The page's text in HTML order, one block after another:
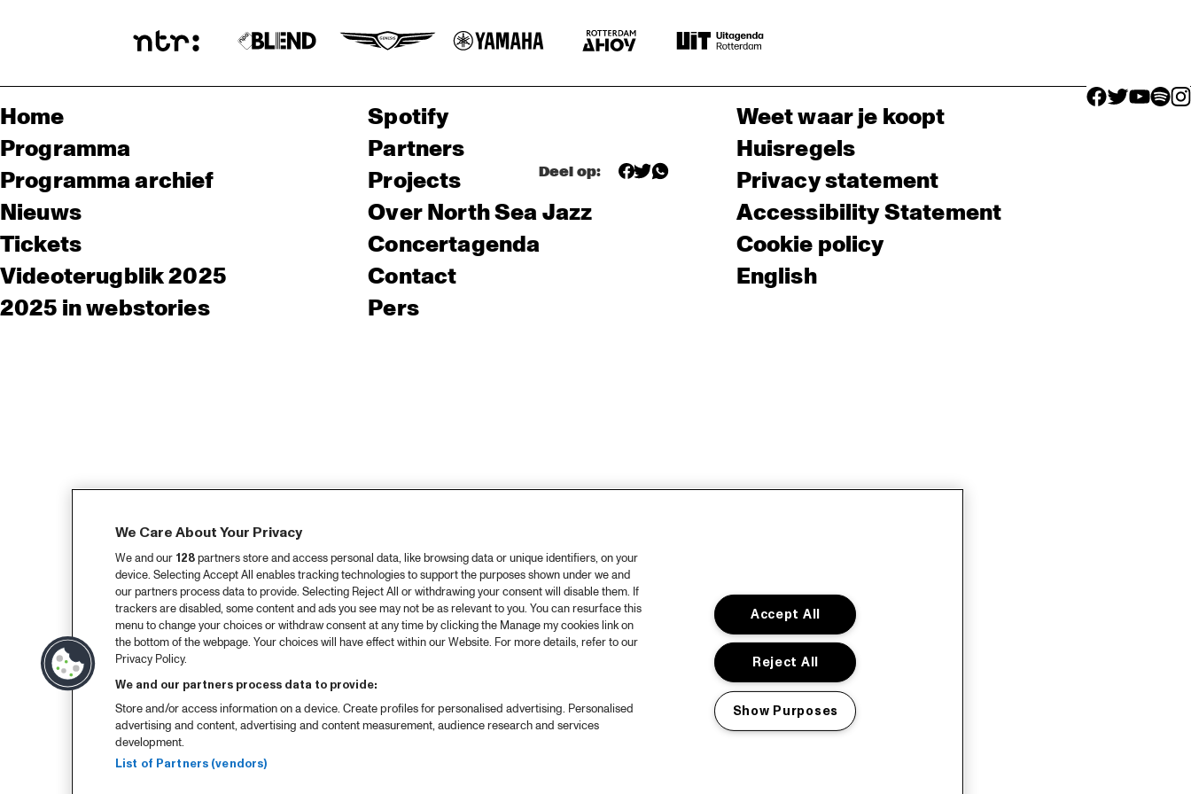
Deel op:
facebook icon
facebook
facebook
Home
Programma
Programma archief
Nieuws
Tickets
Videoterugblik 2025
2025 in webstories
Spotify
Partners
Projects
Over North Sea Jazz
Concertagenda
Contact
Pers
Weet waar je koopt
Huisregels
Privacy statement
Accessibility Statement
Cookie policy
English
We Care About Your Privacy
We and our 128partners store and access personal data, like browsing data or unique identifiers, on your
device. Selecting Accept All enables tracking technologies to support the purposes shown under we and
our partners process data to provide. Selecting Reject All or withdrawing your consent will disable them. If
trackers are disabled, some content and ads you see may not be as relevant to you. You can resurface this
menu to change your choices or withdraw consent at any time by clicking the Manage my cookies link on
the bottom of the webpage. Your choices will have effect within our Website. For more details, refer to our
Privacy Policy.
We and our partners process data to provide:
Store and/or access information on a device. Create profiles for personalised advertising. Personalised
advertising and content, advertising and content measurement, audience research and services
development.
List of Partners (vendors)
Accept All
Reject All
Show Purposes